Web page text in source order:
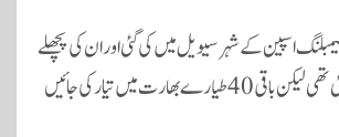
16 کی اسیمبلنگ اسپین کے شہر سیویل میں کی گئی اور ان کی پچھلے
سال ڈیلیوری کردی گئی تھی لیکن باقی 40 طیارے بھارت میں تیار کی جائیں